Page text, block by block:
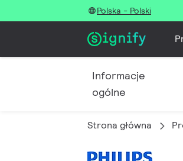
Polska - Polski
Informacje
ogólne
Strona główna